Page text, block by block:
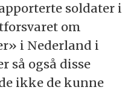
soldater i
om
i Nederland i
så også disse
ikke de kunne